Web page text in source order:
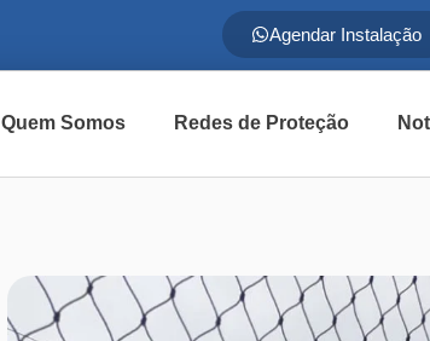
Agendar Instalação
Quem Somos Redes de Proteção